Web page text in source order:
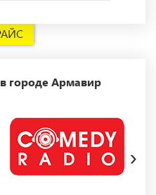
городе Армавир
›